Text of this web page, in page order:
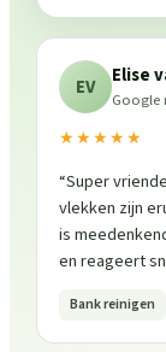
EV Elise
Google
★★★★★
“Super
vlekken zijn
is
en reageert
Bank reinigen